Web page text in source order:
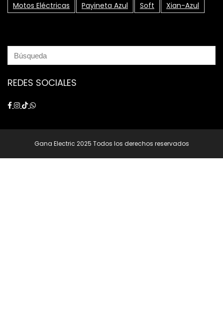
Motos Eléctricas
Payineta Azul Soft Xian-Azul
REDES SOCIALES
Gana Electric 2025 Todos los derechos reservados